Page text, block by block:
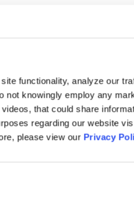
functionality, analyze our
not knowingly employ any
that could share
regarding our website
please view our Privacy